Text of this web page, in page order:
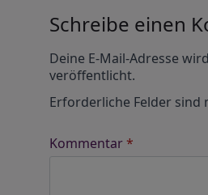
Schreibe einen
Deine E-Mail-Adresse
veröffentlicht.
Erforderliche Felder sind
Kommentar*